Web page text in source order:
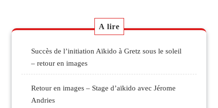
A lire
Succès de l’initiation Aïkido à Gretz sous le soleil
– retour en images
Retour en images – Stage d’aïkido avec Jérome
Andries